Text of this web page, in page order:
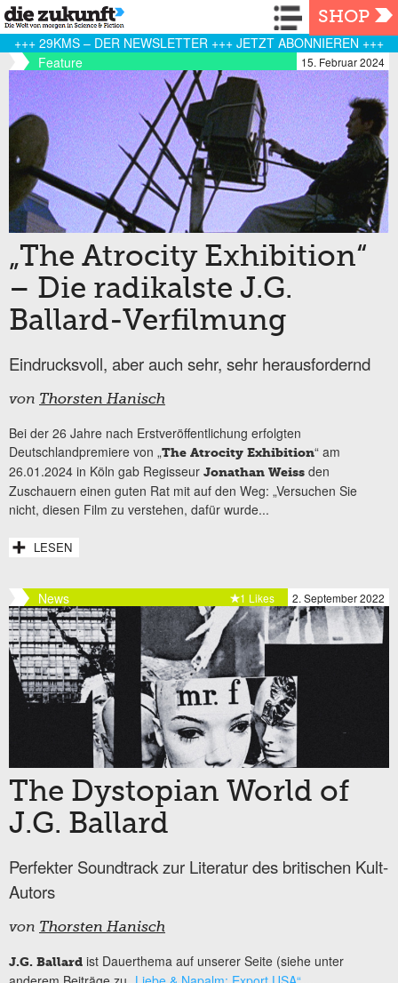
Navigation
SHOP
+++ 29KMS – DER NEWSLETTER +++ JETZT ABONNIEREN +++
Feature
15. Februar 2024
„The Atrocity Exhibition“
– Die radikalste J.G.
Ballard-Verfilmung
Eindrucksvoll, aber auch sehr, sehr herausfordernd
von Thorsten Hanisch
Bei der 26 Jahre nach Erstveröffentlichung erfolgten
Deutschlandpremiere von „The Atrocity Exhibition“ am
26.01.2024 in Köln gab Regisseur Jonathan Weiss den
Zuschauern einen guten Rat mit auf den Weg: „Versuchen Sie
nicht, diesen Film zu verstehen, dafür wurde...
LESEN
News 2. September 2022
1 Likes
The Dystopian World of
J.G. Ballard
Perfekter Soundtrack zur Literatur des britischen Kult-
Autors
von Thorsten Hanisch
J.G. Ballard ist Dauerthema auf unserer Seite (siehe unter